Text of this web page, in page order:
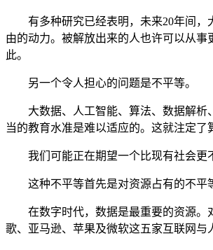
有多种研究已经表明，未来20年间，
由的动力。被解放出来的人也许可以从
此。
另一个令人担心的问题是不平等。
大数据、人工智能、算法、数据解
当的教育水准是难以适应的。这就注定了
我们可能正在期望一个比现有社会
这种不平等首先是对资源占有的不平
在数字时代，数据是最重要的资源
歌、亚马逊、苹果及微软这五家互联网与